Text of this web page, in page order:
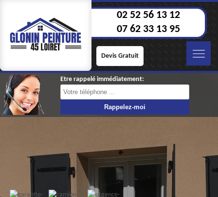
02 52 56 13 12
07 62 33 13 95
Devis Gratuit
Etre rappelé immédiatement: